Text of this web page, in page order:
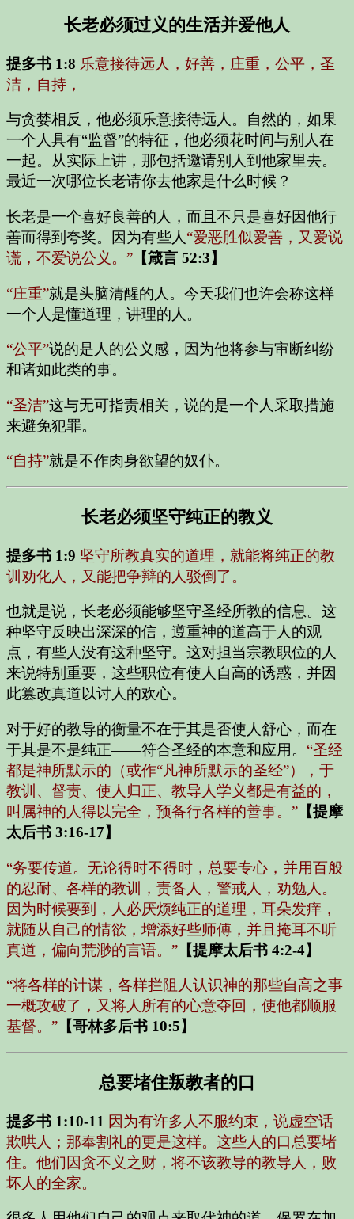
长老必须过义的生活并爱他人
提多书 1:8 乐意接待远人，好善，庄重，公平，圣
洁，自持，
与贪婪相反，他必须乐意接待远人。自然的，如果
一个人具有“监督”的特征，他必须花时间与别人在
一起。从实际上讲，那包括邀请别人到他家里去。
最近一次哪位长老请你去他家是什么时候？
长老是一个喜好良善的人，而且不只是喜好因他行
善而得到夸奖。因为有些人 “爱恶胜似爱善，又爱说
谎，不爱说公义。” 【箴言 52:3】
“庄重”就是头脑清醒的人。今天我们也许会称这样
一个人是懂道理，讲理的人。
“公平”说的是人的公义感，因为他将参与审断纠纷
和诸如此类的事。
“圣洁”这与无可指责相关，说的是一个人采取措施
来避免犯罪。
“自持”就是不作肉身欲望的奴仆。
长老必须坚守纯正的教义
提多书 1:9 坚守所教真实的道理，就能将纯正的教
训劝化人，又能把争辩的人驳倒了。
也就是说，长老必须能够坚守圣经所教的信息。这
种坚守反映出深深的信，遵重神的道高于人的观
点，有些人没有这种坚守。这对担当宗教职位的人
来说特别重要，这些职位有使人自高的诱惑，并因
此篡改真道以讨人的欢心。
对于好的教导的衡量不在于其是否使人舒心，而在
于其是不是纯正——符合圣经的本意和应用。 “圣经
都是神所默示的（或作“凡神所默示的圣经”），于
教训、督责、使人归正、教导人学义都是有益的，
叫属神的人得以完全，预备行各样的善事。” 【提摩
太后书 3:16-17】
“务要传道。无论得时不得时，总要专心，并用百般
的忍耐、各样的教训，责备人，警戒人，劝勉人。
因为时候要到，人必厌烦纯正的道理，耳朵发痒，
就随从自己的情欲，增添好些师傅，并且掩耳不听
真道，偏向荒渺的言语。” 【提摩太后书 4:2-4】
“将各样的计谋，各样拦阻人认识神的那些自高之事
一概攻破了，又将人所有的心意夺回，使他都顺服
基督。” 【哥林多后书 10:5】
总要堵住叛教者的口
提多书 1:10-11 因为有许多人不服约束，说虚空话
欺哄人；那奉割礼的更是这样。这些人的口总要堵
住。他们因贪不义之财，将不该教导的教导人，败
坏人的全家。